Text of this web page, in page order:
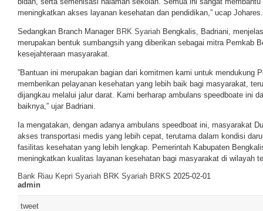
meningkatkan akses layanan kesehatan dan pendidikan,” ucap Johares.
Sedangkan Branch Manager BRK Syariah Bengkalis, Badriani,
merupakan bentuk sumbangsih yang diberikan sebagai mitra Pemkab
kesejahteraan masyarakat.
”Bantuan ini merupakan bagian dari komitmen kami untuk mendukung
memberikan pelayanan kesehatan yang lebih baik bagi masyarakat,
dijangkau melalui jalur darat. Kami berharap ambulans speedboate ini
baiknya,” ujar Badriani.
Ia mengatakan, dengan adanya ambulans speedboat ini, masyarakat
akses transportasi medis yang lebih cepat, terutama dalam kondisi
fasilitas kesehatan yang lebih lengkap. Pemerintah Kabupaten
meningkatkan kualitas layanan kesehatan bagi masyarakat di wilayah
Bank Riau Kepri Syariah BRK Syariah BRKS 2025-02-01
admin
tweet